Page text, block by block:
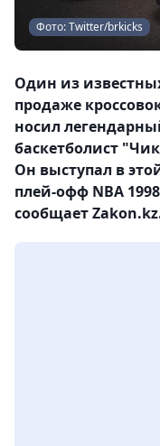
Фото: Twitter/brkicks
Один из
продаже
носил
баскетболист
Он выступал в
плей-офф NBA
сообщает